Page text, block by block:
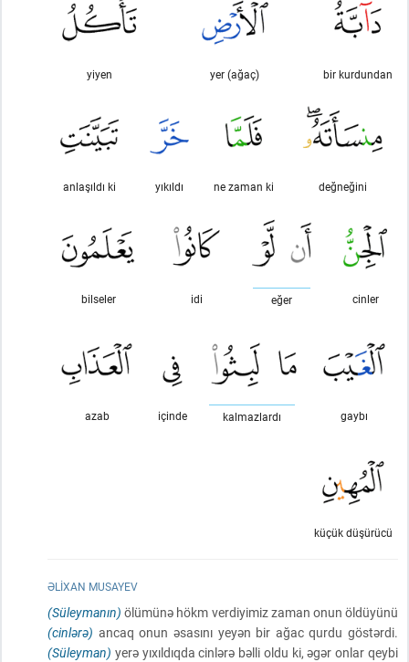
bir kurdundan
yer (ağaç)
yiyen
değneğini
ne zaman ki
yıkıldı
anlaşıldı ki
cinler
eğer
idi
bilseler
gaybı
kalmazlardı
içinde
azab
küçük düşürücü
ƏLIXAN MUSAYEV
(Süleymanın) ölümünə hökm verdiyimiz zaman onun öldüyünü
(cinlərə) ancaq onun əsasını yeyən bir ağac qurdu göstərdi.
(Süleyman) yerə yıxıldıqda cinlərə bəlli oldu ki, əgər onlar qeybi